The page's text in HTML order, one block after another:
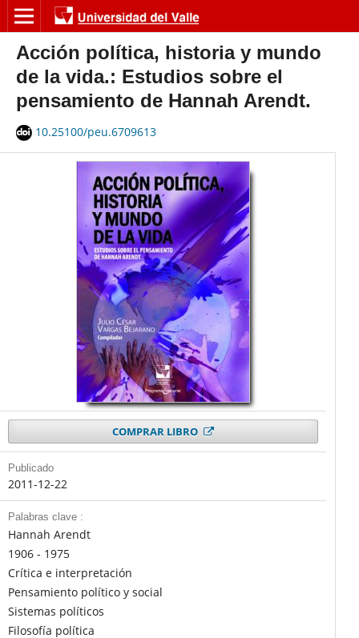
Acción política, historia y mundo
de la vida.: Estudios sobre el
pensamiento de Hannah Arendt.
10.25100/peu.6709613
COMPRAR LIBRO
Publicado
2011-12-22
Palabras clave :
Hannah Arendt
1906 - 1975
Crítica e interpretación
Pensamiento político y social
Sistemas políticos
Filosofía política